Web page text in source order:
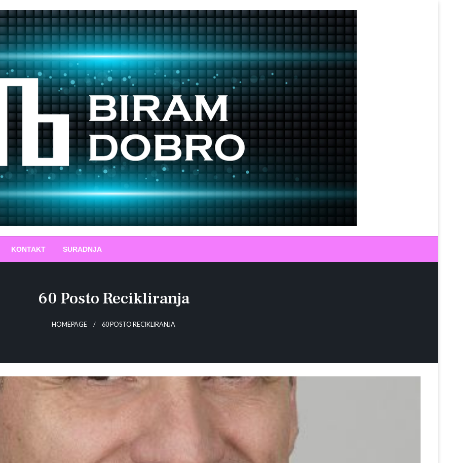
KONTAKT SURADNJA
60 Posto Recikliranja
HOMEPAGE 60 POSTO RECIKLIRANJA